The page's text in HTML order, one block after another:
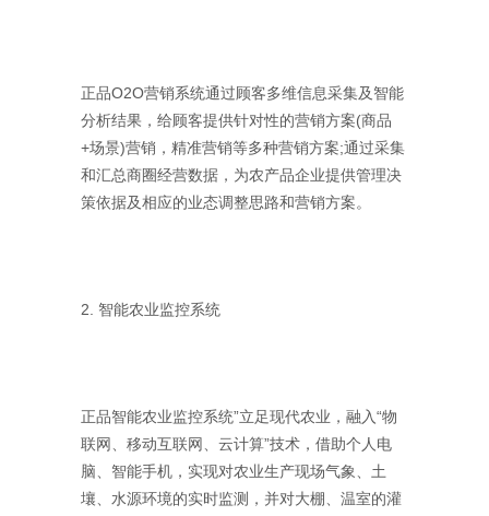
正品O2O营销系统通过顾客多维信息采集及智能
分析结果，给顾客提供针对性的营销方案(商品
+场景)营销，精准营销等多种营销方案;通过采集
和汇总商圈经营数据，为农产品企业提供管理决
策依据及相应的业态调整思路和营销方案。
2. 智能农业监控系统
正品智能农业监控系统”立足现代农业，融入“物
联网、移动互联网、云计算”技术，借助个人电
脑、智能手机，实现对农业生产现场气象、土
壤、水源环境的实时监测，并对大棚、温室的灌